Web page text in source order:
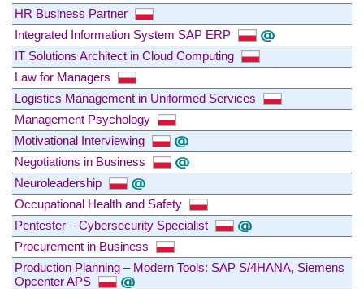
HR Business Partner
Integrated Information System SAP ERP
IT Solutions Architect in Cloud Computing
Law for Managers
Logistics Management in Uniformed Services
Management Psychology
Motivational Interviewing
Negotiations in Business
Neuroleadership
Occupational Health and Safety
Pentester – Cybersecurity Specialist
Procurement in Business
Production Planning – Modern Tools: SAP S/4HANA, Siemens
Opcenter APS